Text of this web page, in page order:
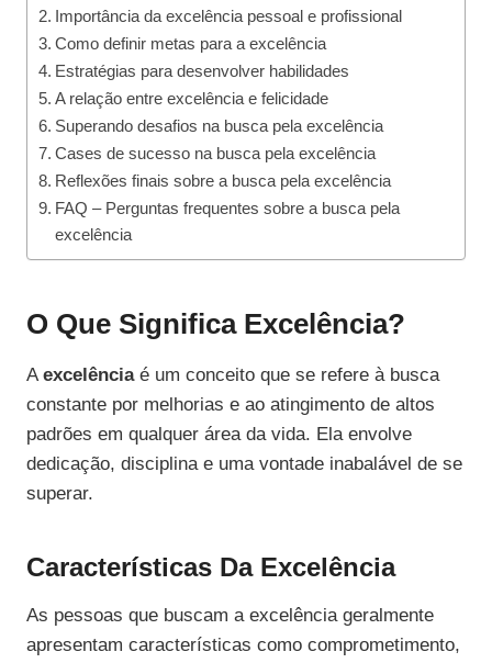
Importância da excelência pessoal e profissional
Como definir metas para a excelência
Estratégias para desenvolver habilidades
A relação entre excelência e felicidade
Superando desafios na busca pela excelência
Cases de sucesso na busca pela excelência
Reflexões finais sobre a busca pela excelência
FAQ – Perguntas frequentes sobre a busca pela
excelência
O Que Significa Excelência?
Aexcelênciaé um conceito que se refere à busca
constante por melhorias e ao atingimento de altos
padrões em qualquer área da vida. Ela envolve
dedicação, disciplina e uma vontade inabalável de se
superar.
Características Da Excelência
As pessoas que buscam a excelência geralmente
apresentam características como comprometimento,